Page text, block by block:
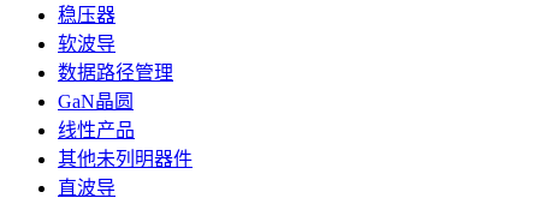
稳压器
软波导
数据路径管理
GaN晶圆
线性产品
其他未列明器件
直波导